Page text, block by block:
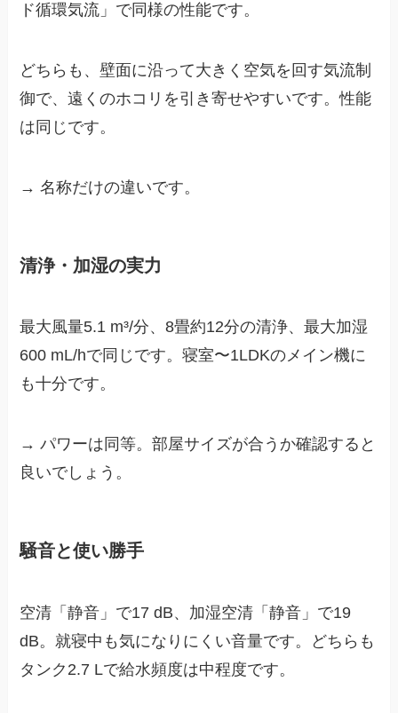
ド循環気流」で同様の性能です。
どちらも、壁面に沿って大きく空気を回す気流制
御で、遠くのホコリを引き寄せやすいです。性能
は同じです。
→ 名称だけの違いです。
清浄・加湿の実力
最大風量5.1 m³/分、8畳約12分の清浄、最大加湿
600 mL/hで同じです。寝室〜1LDKのメイン機に
も十分です。
→ パワーは同等。部屋サイズが合うか確認すると
良いでしょう。
騒音と使い勝手
空清「静音」で17 dB、加湿空清「静音」で19
dB。就寝中も気になりにくい音量です。どちらも
タンク2.7 Lで給水頻度は中程度です。